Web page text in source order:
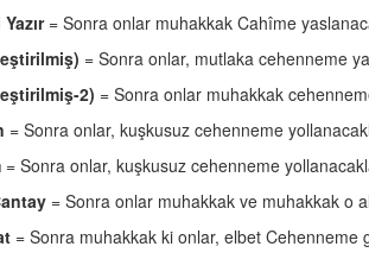
= Sonra onlar muhakkak Cahîme
= Sonra onlar, mutlaka cehenneme
2) = Sonra onlar muhakkak
= Sonra onlar, kuşkusuz cehenneme
= Sonra onlar, kuşkusuz cehenneme
= Sonra onlar muhakkak ve muhakkak o
= Sonra muhakkak ki onlar, elbet Cehenneme